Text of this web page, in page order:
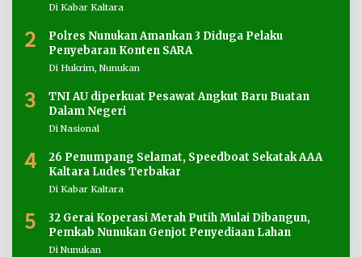
Di Kabar Kaltara
2
Polres Nunukan Amankan 3 Diduga Pelaku
Penyebaran Konten SARA
Di Hukrim, Nunukan
3
TNI AU diperkuat Pesawat Angkut Baru Buatan
Dalam Negeri
Di Nasional
4
26 Penumpang Selamat, Speedboat Sekatak AAA
Kaltara Ludes Terbakar
Di Kabar Kaltara
5
32 Gerai Koperasi Merah Putih Mulai Dibangun,
Pemkab Nunukan Genjot Penyediaan Lahan
Di Nunukan